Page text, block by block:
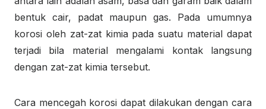
bentuk cair, padat maupun gas. Pada umumnya
korosi oleh zat-zat kimia pada suatu material dapat
terjadi bila material mengalami kontak langsung
dengan zat-zat kimia tersebut.
Cara mencegah korosi dapat dilakukan dengan cara